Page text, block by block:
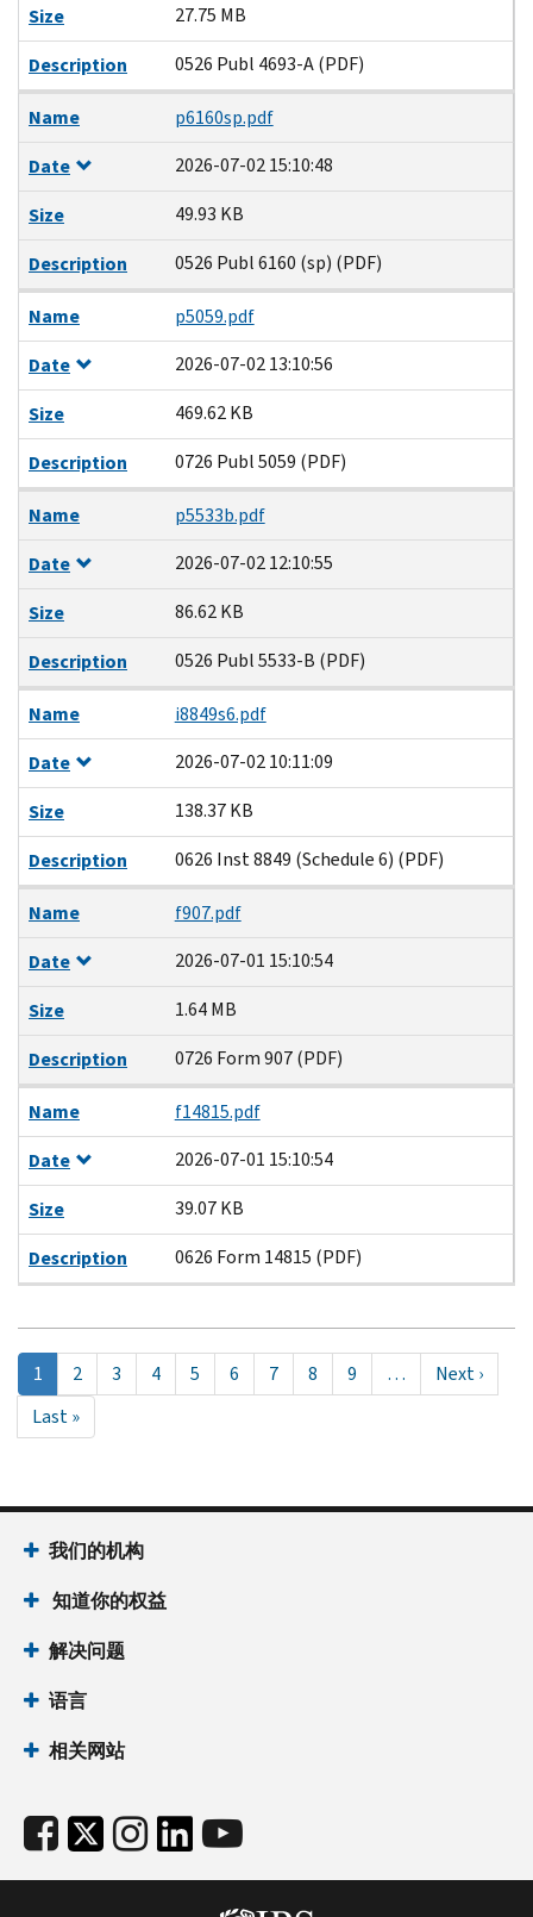
Size
27.75 MB
Description
0526 Publ 4693-A (PDF)
Name
p6160sp.pdf
Date
2026-07-02 15:10:48
Size
49.93 KB
Description
0526 Publ 6160 (sp) (PDF)
Name
p5059.pdf
Date
2026-07-02 13:10:56
Size
469.62 KB
Description
0726 Publ 5059 (PDF)
Name
p5533b.pdf
Date
2026-07-02 12:10:55
Size
86.62 KB
Description
0526 Publ 5533-B (PDF)
Name
i8849s6.pdf
Date
2026-07-02 10:11:09
Size
138.37 KB
Description
0626 Inst 8849 (Schedule 6) (PDF)
Name
f907.pdf
Date
2026-07-01 15:10:54
Size
1.64 MB
Description
0726 Form 907 (PDF)
Name
f14815.pdf
Date
2026-07-01 15:10:54
Size
39.07 KB
Description
0626 Form 14815 (PDF)
Pagination
当
前
页
1 Page
2 Page
3 Page
4 Page
5 Page
6 Page
7 Page
8 Page
9 …
Next
page
Next ›
Last
page
Last »
我们的机构
知道你的权益
解决问题
语言
相关网站